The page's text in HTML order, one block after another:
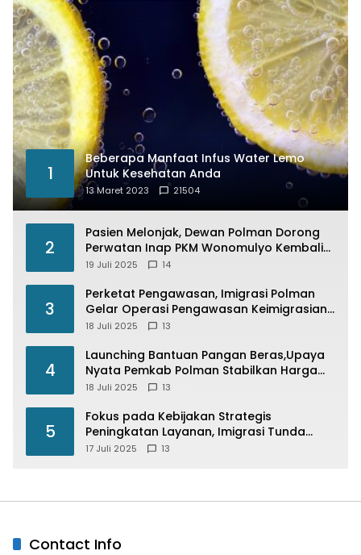
1
Beberapa Manfaat Infus Water Lemo
Untuk Kesehatan Anda
13 Maret 2023 21504
2
Pasien Melonjak, Dewan Polman Dorong
Perwatan Inap PKM Wonomulyo Kembali
di Fungsikan
19 Juli 2025 14
3
Perketat Pengawasan, Imigrasi Polman
Gelar Operasi Pengawasan Keimigrasian
“Wirawaspada” Serentak disemua Daerah
18 Juli 2025 13
4
Launching Bantuan Pangan Beras,Upaya
Nyata Pemkab Polman Stabilkan Harga
Beras
18 Juli 2025 13
5
Fokus pada Kebijakan Strategis
Peningkatan Layanan, Imigrasi Tunda
Paspor Desain Merah Putih
17 Juli 2025 13
Contact Info